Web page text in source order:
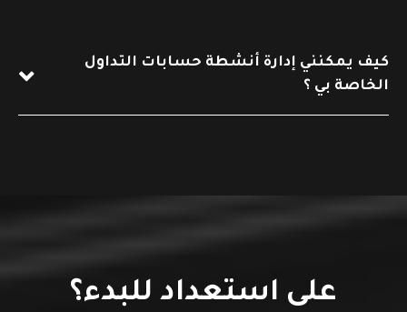
كيف يمكنني إدارة أنشطة حسابات التداول
الخاصة بي ؟
على استعداد للبدء؟